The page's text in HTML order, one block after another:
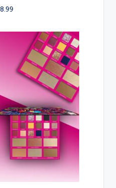
8.99